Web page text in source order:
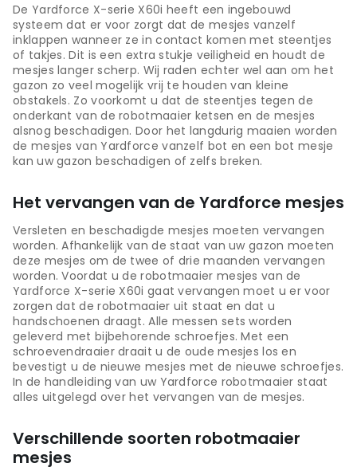
De Yardforce X-serie X60i heeft een ingebouwd
systeem dat er voor zorgt dat de mesjes vanzelf
inklappen wanneer ze in contact komen met steentjes
of takjes. Dit is een extra stukje veiligheid en houdt de
mesjes langer scherp. Wij raden echter wel aan om het
gazon zo veel mogelijk vrij te houden van kleine
obstakels. Zo voorkomt u dat de steentjes tegen de
onderkant van de robotmaaier ketsen en de mesjes
alsnog beschadigen. Door het langdurig maaien worden
de mesjes van Yardforce vanzelf bot en een bot mesje
kan uw gazon beschadigen of zelfs breken.
Het vervangen van de Yardforce mesjes
Versleten en beschadigde mesjes moeten vervangen
worden. Afhankelijk van de staat van uw gazon moeten
deze mesjes om de twee of drie maanden vervangen
worden. Voordat u de robotmaaier mesjes van de
Yardforce X-serie X60i gaat vervangen moet u er voor
zorgen dat de robotmaaier uit staat en dat u
handschoenen draagt. Alle messen sets worden
geleverd met bijbehorende schroefjes. Met een
schroevendraaier draait u de oude mesjes los en
bevestigt u de nieuwe mesjes met de nieuwe schroefjes.
In de handleiding van uw Yardforce robotmaaier staat
alles uitgelegd over het vervangen van de mesjes.
Verschillende soorten robotmaaier
mesjes